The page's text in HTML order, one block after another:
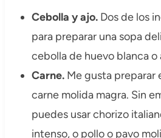
Cebolla y ajo.Dos de los
para preparar una sopa
cebolla de huevo blanca o
Carne.Me gusta preparar
carne molida magra. Sin
puedes usar chorizo
intenso, o pollo o pavo